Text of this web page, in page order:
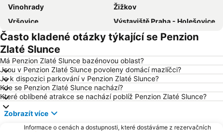
Vinohrady
Žižkov
Vršovice
Výstaviště Praha - Holešovice
Chodov
Václavské náměstí
Horní Počernice
Televizní věž Žižkov
Hostivař
Modřany
Old Town Square
Karlovo náměstí
Vyšehrad
Troja
Často kladené otázky týkající se Penzion
Zlaté Slunce
Má Penzion Zlaté Slunce bazénovou oblast?
Jsou v Penzion Zlaté Slunce povoleny domácí mazlíčci?
Je k dispozici parkování v Penzion Zlaté Slunce?
Kde se Penzion Zlaté Slunce nachází?
Které oblíbené atrakce se nachází poblíž Penzion Zlaté Slunce?
Zobrazít více
Informace o cenách a dostupnosti, které dostáváme z rezervačních